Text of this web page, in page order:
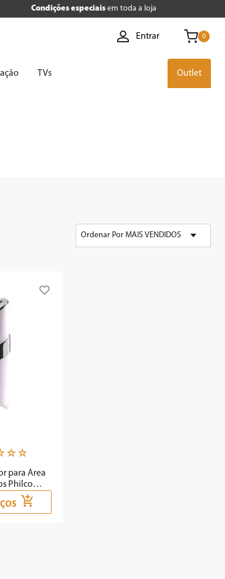
Condições especiais em toda a loja
Entrar 0
TVs Outlet
Ordenar Por MAIS VENDIDOS
☆ ☆
para Área
Philco
PTE03